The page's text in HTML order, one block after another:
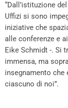
“Dall’istituzione
Uffizi si sono
iniziative che
alle conferenze e
Eike Schmidt -. Si
immensa, ma
insegnamento
ciascuno di noi”.